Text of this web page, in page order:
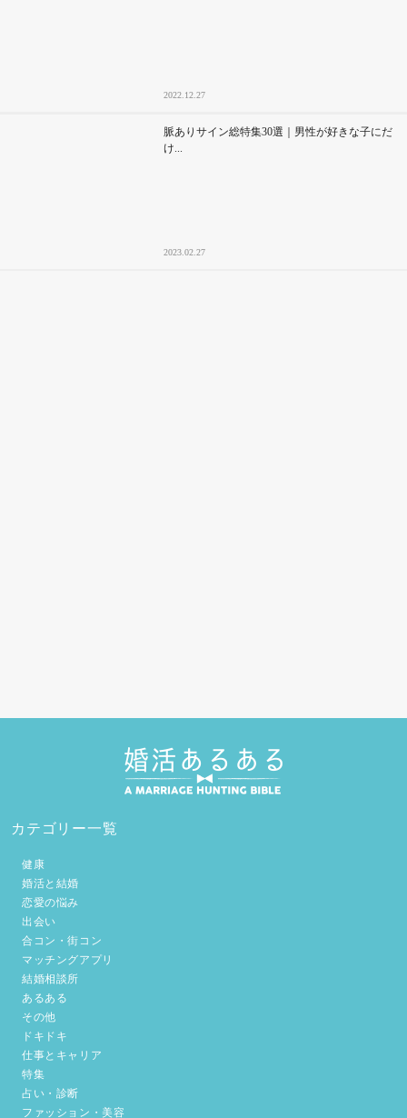
2022.12.27
脈ありサイン総特集30選｜男性が好きな子にだ
け...
2023.02.27
カテゴリー一覧
健康
婚活と結婚
恋愛の悩み
出会い
合コン・街コン
マッチングアプリ
結婚相談所
あるある
その他
ドキドキ
仕事とキャリア
特集
占い・診断
ファッション・美容